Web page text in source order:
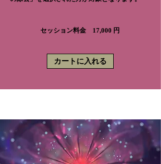
セッション料金 17,000 円
カートに入れる